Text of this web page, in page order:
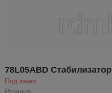
78L05ABD
Под заказ
Розница